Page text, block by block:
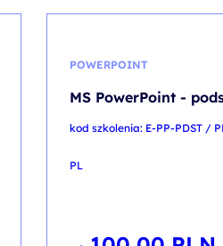
POWERPOINT
MS PowerPoint -
kod szkolenia: E-PP-PDST /
PL
Pierwotna
Aktualna